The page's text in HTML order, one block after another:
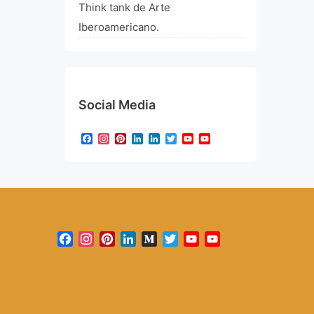
Think tank de Arte
Iberoamericano.
Social Media
Facebook
Instagram
Pinterest
LinkedIn
LinkedIn
TwitterYouTube
Facebook
Instagram
PinterestLinkedInMediumTwitterYouTube